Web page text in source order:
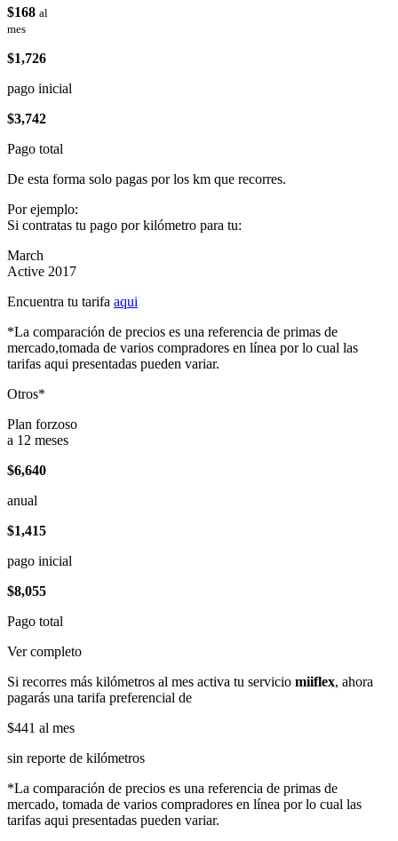
$168 al
mes
$1,726
pago inicial
$3,742
Pago total
De esta forma solo pagas por los km que recorres.
Por ejemplo:
Si contratas tu pago por kilómetro para tu:
March
Active 2017
Encuentra tu tarifa aqui
*La comparación de precios es una referencia de primas de
mercado,tomada de varios compradores en línea por lo cual las
tarifas aqui presentadas pueden variar.
Otros*
Plan forzoso
a 12 meses
$6,640
anual
$1,415
pago inicial
$8,055
Pago total
Ver completo
Si recorres más kilómetros al mes activa tu servicio miiflex, ahora
pagarás una tarifa preferencial de
$441 al mes
sin reporte de kilómetros
*La comparación de precios es una referencia de primas de
mercado, tomada de varios compradores en línea por lo cual las
tarifas aqui presentadas pueden variar.